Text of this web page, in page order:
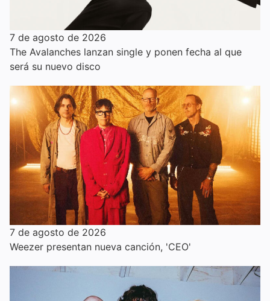
7 de agosto de 2026
The Avalanches lanzan single y ponen fecha al que
será su nuevo disco
7 de agosto de 2026
Weezer presentan nueva canción, 'CEO'